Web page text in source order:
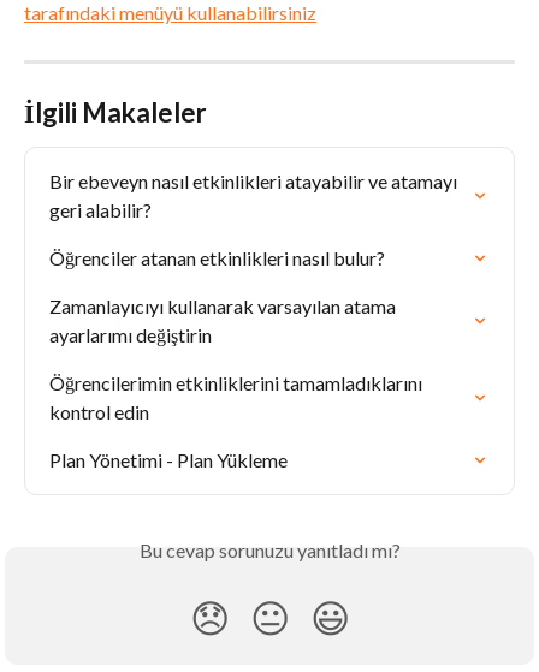
İlgili Makaleler
Bir ebeveyn nasıl etkinlikleri atayabilir ve atamayı
geri alabilir?
Öğrenciler atanan etkinlikleri nasıl bulur?
Zamanlayıcıyı kullanarak varsayılan atama
ayarlarımı değiştirin
Öğrencilerimin etkinliklerini tamamladıklarını
kontrol edin
Plan Yönetimi - Plan Yükleme
Bu cevap sorunuzu yanıtladı mı?
😞 😐 😃